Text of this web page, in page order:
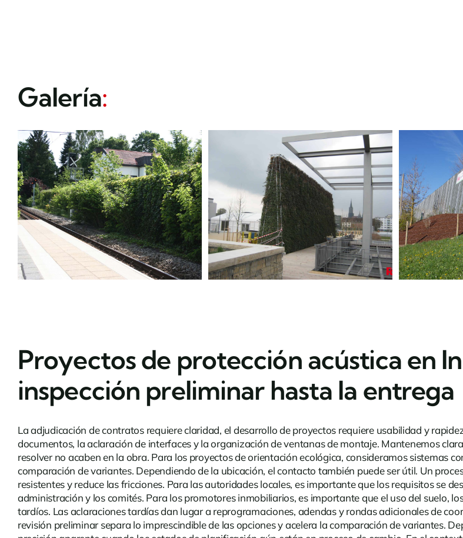
Galería:
Proyectos de protección acústica en
inspección preliminar hasta la entrega
La adjudicación de contratos requiere claridad, el desarrollo de proyectos requiere usabilidad y
documentos, la aclaración de interfaces y la organización de ventanas de montaje. Mantenemos
resolver no acaben en la obra. Para los proyectos de orientación ecológica, consideramos sistemas
comparación de variantes. Dependiendo de la ubicación, elcontacto también puede ser útil. Un
resistentes y reduce las fricciones. Para las autoridades locales, es importante que los requisitos se
administración y los comités. Para los promotores inmobiliarios, es importante que el uso del suelo,
tardíos. Las aclaraciones tardías dan lugar a reprogramaciones, adendas y rondas adicionales de
revisión preliminar separa lo imprescindible de las opciones y acelera la comparación de variantes.